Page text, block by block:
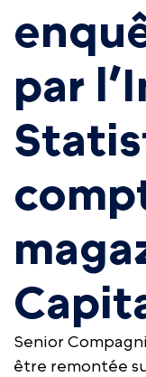
par
Senior
être remontée